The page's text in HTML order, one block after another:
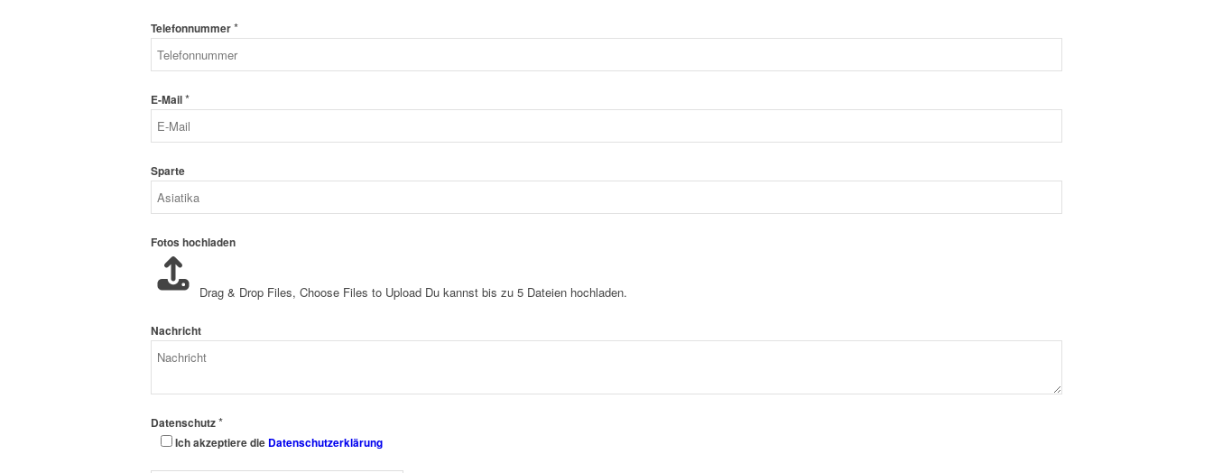
Telefonnummer*
E-Mail*
Sparte
Fotos hochladen
Drag & Drop Files, Choose Files to Upload Du kannst bis zu 5 Dateien hochladen.
Nachricht
Datenschutz*
Ich akzeptiere die Datenschutzerklärung